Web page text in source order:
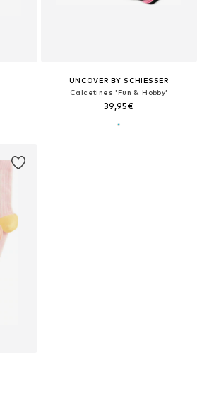
UNCOVER BY SCHIESSER
Calcetines 'Fun & Hobby'
39,95€